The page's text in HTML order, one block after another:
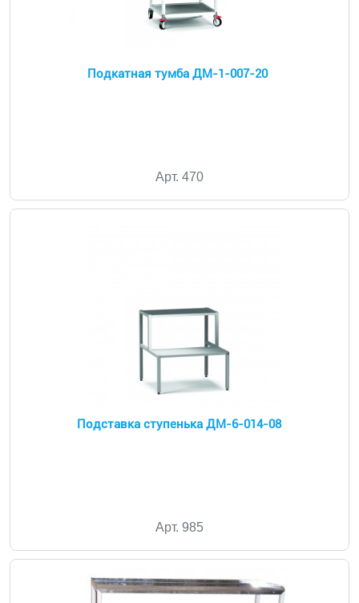
Подкатная тумба ДМ-1-007-20
Арт. 470
Подставка ступенька ДМ-6-014-08
Арт. 985